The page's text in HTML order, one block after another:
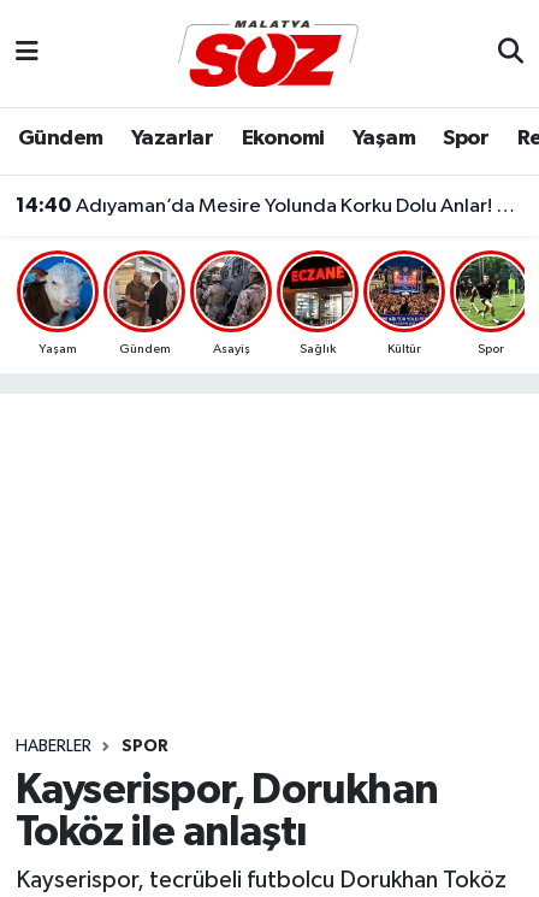
Gündem Yazarlar Ekonomi Yaşam Spor
14:40 Adıyaman’da Mesire Yolunda Korku Dolu Anlar! 3’ü Çocuk 4 Yaralı
Yaşam Gündem Asayiş Sağlık Kültür Spor
HABERLER SPOR
Kayserispor, Dorukhan
Toköz ile anlaştı
Kayserispor, tecrübeli futbolcu Dorukhan Toköz
Dünya
Eğitim
Ekonomi
Yaşam
Malatya Nöbetçi Eczaneler
Malatya Namaz Vakitleri
Malatya Trafik Yoğunluk Haritası
Süper Lig Puan Durumu ve Fikstür